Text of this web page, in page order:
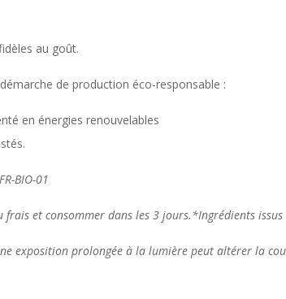
au goût.
de production éco-responsable :
en énergies renouvelables
BIO-01
frais et consommer dans les 3 jours.*Ingrédients
exposition prolongée à la lumière peut altérer la